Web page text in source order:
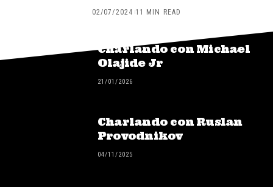
02/07/2024 11 MIN READ
Charlando con Michael
Olajide Jr
21/01/2026
Charlando con Ruslan
Provodnikov
04/11/2025